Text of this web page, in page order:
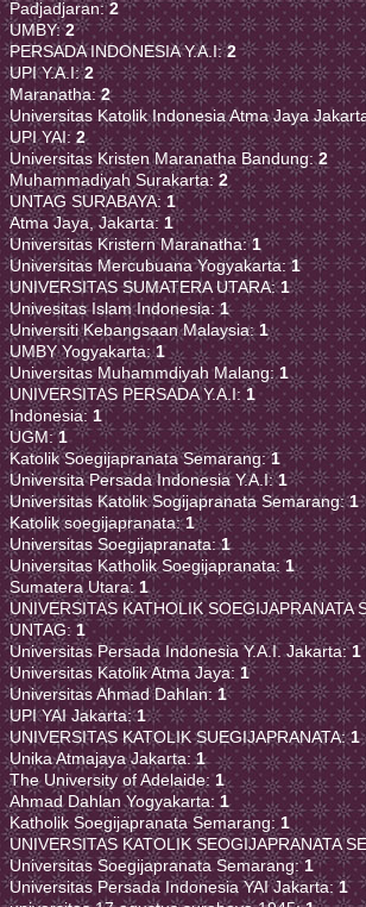
Padjadjaran: 2
UMBY: 2
PERSADA INDONESIA Y.A.I: 2
UPI Y.A.I: 2
Maranatha: 2
Universitas Katolik Indonesia Atma Jaya
UPI YAI: 2
Universitas Kristen Maranatha Bandung: 2
Muhammadiyah Surakarta: 2
UNTAG SURABAYA: 1
Atma Jaya, Jakarta: 1
Universitas Kristern Maranatha: 1
Universitas Mercubuana Yogyakarta: 1
UNIVERSITAS SUMATERA UTARA: 1
Univesitas Islam Indonesia: 1
Universiti Kebangsaan Malaysia: 1
UMBY Yogyakarta: 1
Universitas Muhammdiyah Malang: 1
UNIVERSITAS PERSADA Y.A.I: 1
Indonesia: 1
UGM: 1
Katolik Soegijapranata Semarang: 1
Universita Persada Indonesia Y.A.I: 1
Universitas Katolik Sogijapranata Semarang: 1
Katolik soegijapranata: 1
Universitas Soegijapranata: 1
Universitas Katholik Soegijapranata: 1
Sumatera Utara: 1
UNIVERSITAS KATHOLIK SOEGIJAPRANATA
UNTAG: 1
Universitas Persada Indonesia Y.A.I. Jakarta: 1
Universitas Katolik Atma Jaya: 1
Universitas Ahmad Dahlan: 1
UPI YAI Jakarta: 1
UNIVERSITAS KATOLIK SUEGIJAPRANATA: 1
Unika Atmajaya Jakarta: 1
The University of Adelaide: 1
Ahmad Dahlan Yogyakarta: 1
Katholik Soegijapranata Semarang: 1
UNIVERSITAS KATOLIK SEOGIJAPRANATA
Universitas Soegijapranata Semarang: 1
Universitas Persada Indonesia YAI Jakarta: 1